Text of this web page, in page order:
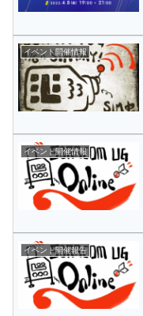
イベント開催情報
イベント開催情報
イベント開催報告